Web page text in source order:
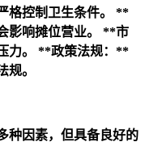
控制卫生条件。
**
响摊位营业。
**市
。
**政策法规：**
规。
种因素，但具备良好的